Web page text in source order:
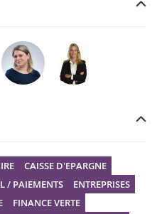
CAISSE D'EPARGNE
/ PAIEMENTS
ENTREPRISES
FINANCE VERTE